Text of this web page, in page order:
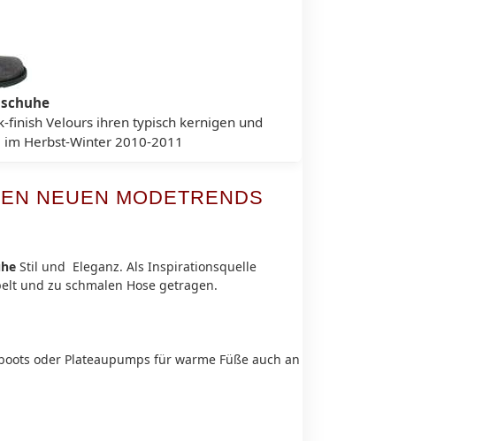
Velours ihren typisch kernigen und
Herbst-Winter 2010-2011
NEUEN MODETRENDS
Stil und Eleganz. Als Inspirationsquelle
und zu schmalen Hose getragen.
oder Plateaupumps für warme Füße auch an